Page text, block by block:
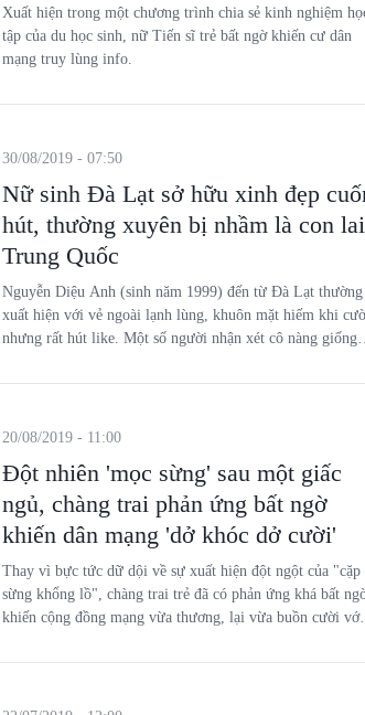
Xuất hiện trong một chương trình chia sẻ kinh nghiệm
tập của du học sinh, nữ Tiến sĩ trẻ bất ngờ khiến cư dân
mạng truy lùng info.
Nữ sinh Đà Lạt sở hữu xinh đẹp
hút, thường xuyên bị nhầm là con lai
Trung Quốc
30/08/2019 - 07:50
Nguyễn Diệu Anh (sinh năm 1999) đến từ Đà Lạt thường
xuất hiện với vẻ ngoài lạnh lùng, khuôn mặt hiếm khi
nhưng rất hút like. Một số người nhận xét cô nàng giống
đôi mắt sắc
Đột nhiên 'mọc sừng' sau một giấc
ngủ, chàng trai phản ứng bất ngờ
khiến dân mạng 'dở khóc dở cười'
20/08/2019 - 11:00
Thay vì bực tức dữ dội về sự xuất hiện đột ngột của "cặp
sừng khổng lồ", chàng trai trẻ đã có phản ứng khá bất
khiến cộng đồng mạng vừa thương, lại vừa buồn cười với